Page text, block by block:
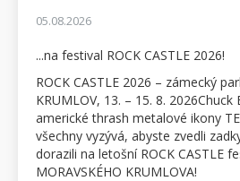
05.08.2026
...na festival ROCK CASTLE 2026!
ROCK CASTLE 2026 – zámecký
KRUMLOV, 13. – 15. 8.
americké thrash metalové ikony
všechny vyzývá, abyste zvedli
dorazili na letošní ROCK CASTLE
MORAVSKÉHO KRUMLOVA!